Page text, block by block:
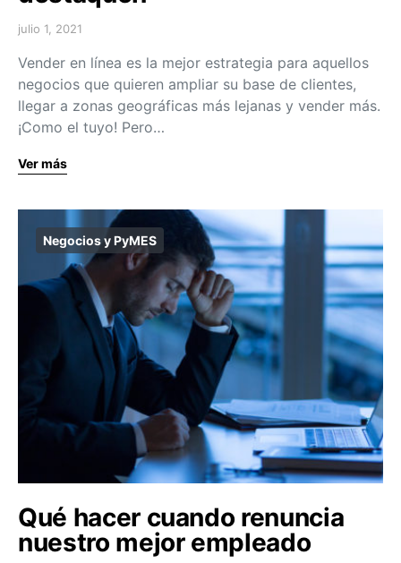
julio 1, 2021
Vender en línea es la mejor estrategia para aquellos
negocios que quieren ampliar su base de clientes,
llegar a zonas geográficas más lejanas y vender más.
¡Como el tuyo! Pero…
Ver más
Negocios y PyMES
Qué hacer cuando renuncia
nuestro mejor empleado